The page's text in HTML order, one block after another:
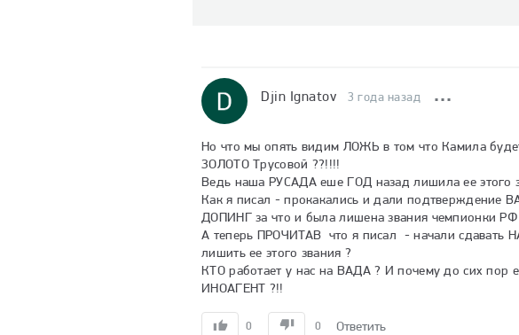
Djin Ignatov 3 года назад
Но что мы опять видим ЛОЖЬ в том что Камила
ЗОЛОТО Трусовой ??!!!!
Ведь наша РУСАДА еше ГОД назад лишила ее этого
Как я писал - прокакались и дали подтверждение
ДОПИНГ за что и была лишена звания чемпионки
А теперь ПРОЧИТАВ  что я писал  - начали
лишить ее этого звания ?
КТО работает у нас на ВАДА ? И почему до сих
ИНОАГЕНТ ?!!
0 0 Ответить